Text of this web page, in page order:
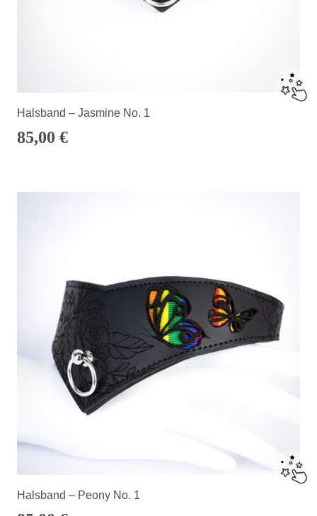
Halsband – Jasmine No. 1
85,00 €
Halsband – Peony No. 1